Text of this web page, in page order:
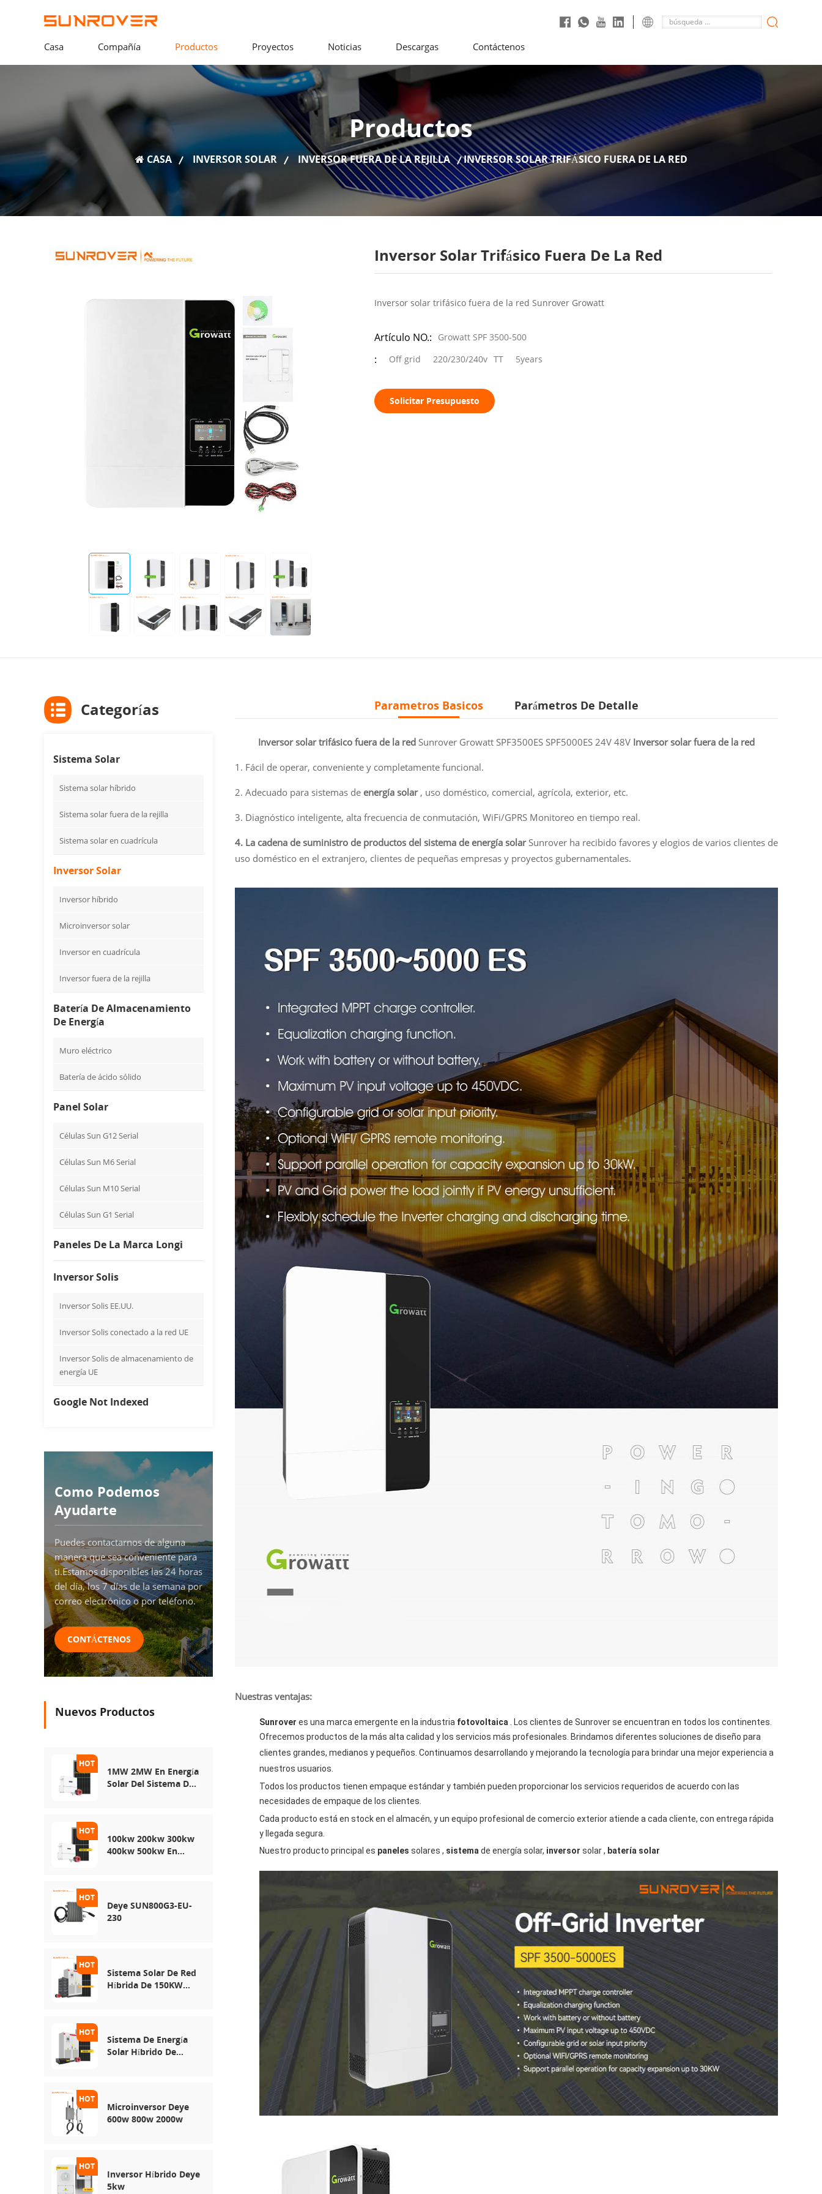
Casa Compañía Productos Proyectos Noticias Descargas Contáctenos
Productos
CASA INVERSOR SOLAR INVERSOR FUERA DE LA REJILLA INVERSOR SOLAR TRIFÁSICO FUERA DE LA RED
Inversor Solar Trifásico Fuera De La Red
Inversor solar trifásico fuera de la red Sunrover Growatt
Artículo NO.: Growatt SPF 3500-500
: Off grid 220/230/240v TT 5years
Solicitar Presupuesto
Parametros Basicos Parámetros De Detalle
Inversor solar trifásico fuera de la red Sunrover Growatt SPF3500ES SPF5000ES 24V 48V Inversor solar fuera de la red
1. Fácil de operar, conveniente y completamente funcional.
2. Adecuado para sistemas de energía solar, uso doméstico, comercial, agrícola, exterior, etc.
3. Diagnóstico inteligente, alta frecuencia de conmutación, WiFi/GPRS Monitoreo en tiempo real.
4. La cadena de suministro de productos del sistema de energía solarSunrover ha recibido favores y elogios de varios clientes de
uso doméstico en el extranjero, clientes de pequeñas empresas y proyectos gubernamentales.
Nuestras ventajas:
Sunrover es una marca emergente en la industria fotovoltaica . Los clientes de Sunrover se encuentran en todos los continentes.
Ofrecemos productos de la más alta calidad y los servicios más profesionales. Brindamos diferentes soluciones de diseño para
clientes grandes, medianos y pequeños. Continuamos desarrollando y mejorando la tecnología para brindar una mejor experiencia a
nuestros usuarios.
Todos los productos tienen empaque estándar y también pueden proporcionar los servicios requeridos de acuerdo con las
necesidades de empaque de los clientes.
Cada producto está en stock en el almacén, y un equipo profesional de comercio exterior atiende a cada cliente, con entrega rápida
y llegada segura.
Nuestro producto principal es paneles solares , sistema de energía solar, inversor solar , batería solar
Categorías
Sistema Solar
Sistema solar híbrido
Sistema solar fuera de la rejilla
Sistema solar en cuadrícula
Inversor Solar
Inversor híbrido
Microinversor solar
Inversor en cuadrícula
Inversor fuera de la rejilla
Batería De Almacenamiento
De Energía
Muro eléctrico
Batería de ácido sólido
Panel Solar
Células Sun G12 Serial
Células Sun M6 Serial
Células Sun M10 Serial
Células Sun G1 Serial
Paneles De La Marca Longi
Inversor Solis
Inversor Solis EE.UU.
Inversor Solis conectado a la red UE
Inversor Solis de almacenamiento de
energía UE
Google Not Indexed
Como Podemos
Ayudarte
Puedes contactarnos de alguna
manera que sea conveniente para
ti.Estamos disponibles las 24 horas
del día, los 7 días de la semana por
correo electrónico o por teléfono.
CONTÁCTENOS
Nuevos Productos
1MW 2MW En Energía
Solar Del Sistema De
100kw 200kw 300kw
400kw 500kw En
Deye SUN800G3-EU-
230
Sistema Solar De Red
Híbrida De 150KW
Sistema De Energía
Solar Híbrido De
Microinversor Deye
600w 800w 2000w
Inversor Híbrido Deye
5kw